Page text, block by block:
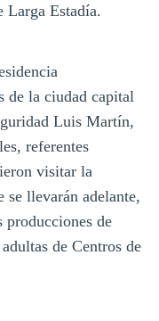
Larga Estadía.
de la ciudad capital
Luis Martín,
referentes
visitar la
se llevarán adelante,
producciones de
de Centros de